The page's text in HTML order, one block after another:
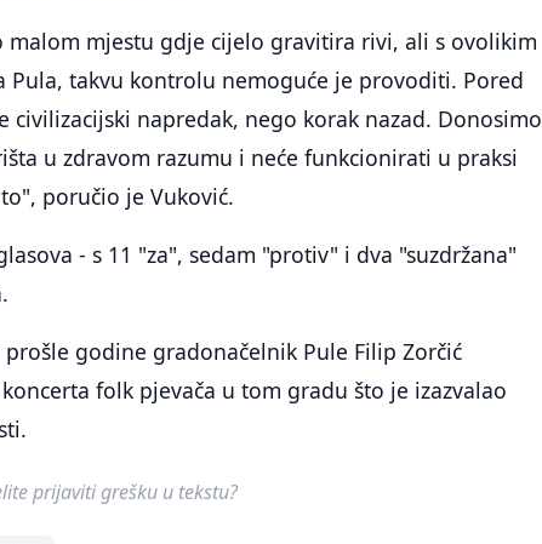
malom mjestu gdje cijelo gravitira rivi, ali s ovolikim
Pula, takvu kontrolu nemoguće je provoditi. Pored
civilizacijski napredak, nego korak nazad. Donosimo
u zdravom razumu i neće funkcionirati u praksi
poručio je Vuković.
- s 11 "za", sedam "protiv" i dva "suzdržana"
godine gradonačelnik Pule Filip Zorčić
folk pjevača u tom gradu što je izazvalao
prijaviti grešku u tekstu?